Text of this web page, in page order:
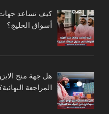
كيف تساعد
أسواق الخليج؟
هل جهة منح
المراجعة